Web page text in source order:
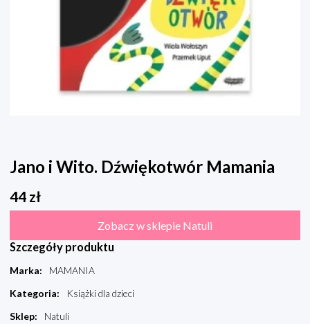
Jano i Wito. Dźwiękotwór Mamania
44 zł
Zobacz w sklepie Natuli
Szczegóły produktu
Marka:
MAMANIA
Kategoria:
Książki dla dzieci
Sklep:
Natuli